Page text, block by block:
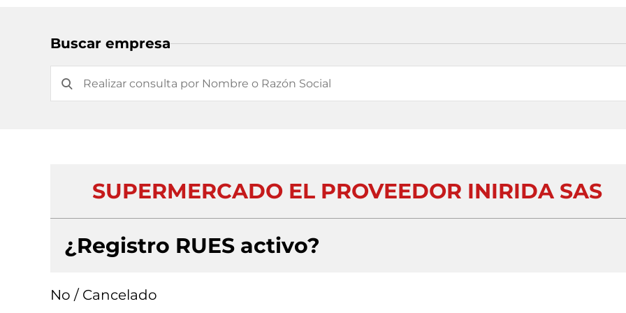
Buscar empresa
SUPERMERCADO EL PROVEEDOR INIRIDA SAS
¿Registro RUES activo?
No / Cancelado